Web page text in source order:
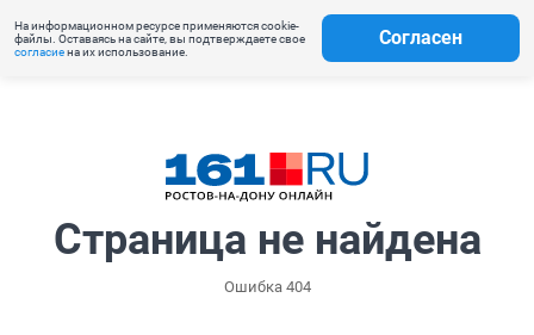
На информационном ресурсе применяются cookie-
файлы. Оставаясь на сайте, вы подтверждаете свое
согласиена их использование.
Согласен
Страница не найдена
Ошибка 404